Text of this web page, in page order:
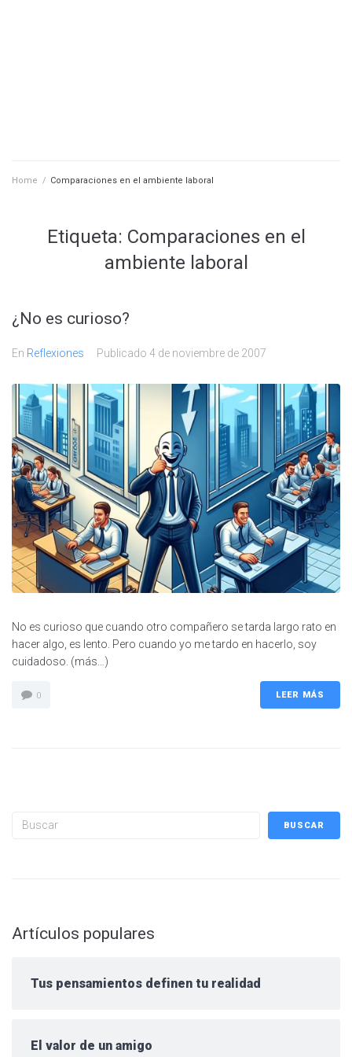
Home / Comparaciones en el ambiente laboral
Etiqueta: Comparaciones en el
ambiente laboral
¿No es curioso?
En Reflexiones Publicado 4 de noviembre de 2007
No es curioso que cuando otro compañero se tarda largo rato en
hacer algo, es lento. Pero cuando yo me tardo en hacerlo, soy
cuidadoso. (más…)
0 LEER MÁS
Buscar BUSCAR
Artículos populares
Tus pensamientos definen tu realidad
El valor de un amigo